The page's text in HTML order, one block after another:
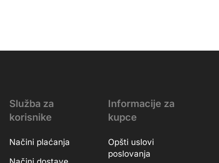
Služba za
korisnike
Načini plaćanja
Informacije za
kupce
Opšti uslovi
poslovanja